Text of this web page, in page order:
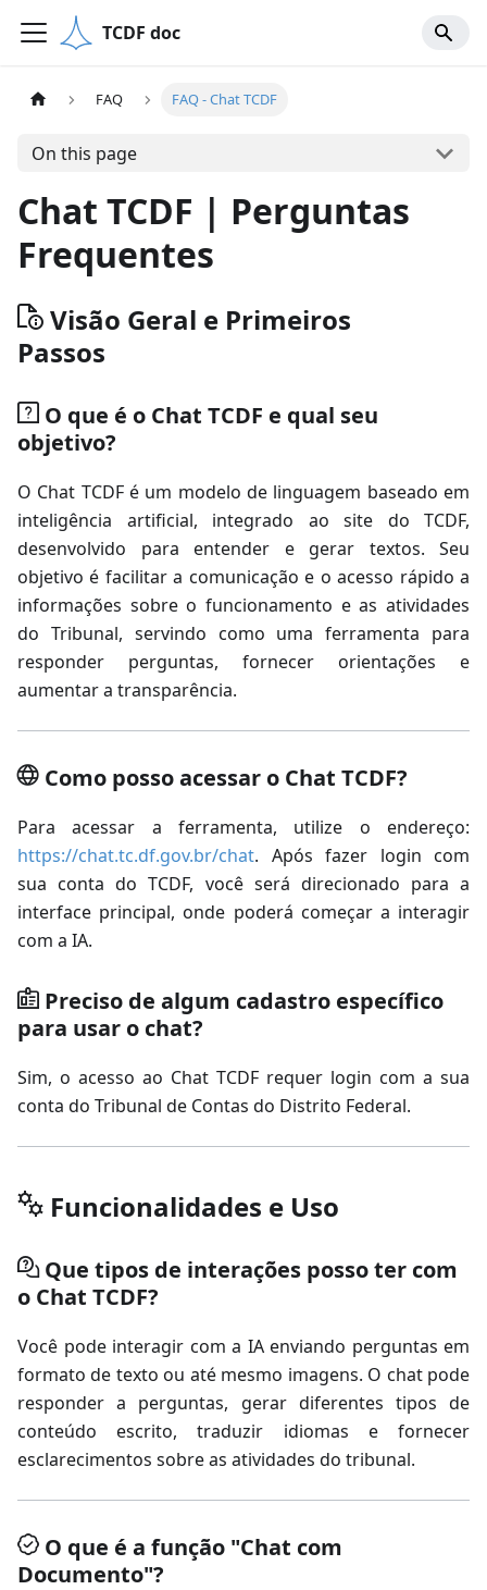
TCDF doc
FAQ FAQ - Chat TCDF
On this page
Chat TCDF | Perguntas
Frequentes
Visão Geral e Primeiros
Passos
O que é o Chat TCDF e qual seu
objetivo?
O Chat TCDF é um modelo de linguagem baseado em
inteligência artificial, integrado ao site do TCDF,
desenvolvido para entender e gerar textos. Seu
objetivo é facilitar a comunicação e o acesso rápido a
informações sobre o funcionamento e as atividades
do Tribunal, servindo como uma ferramenta para
responder perguntas, fornecer orientações e
aumentar a transparência.
Como posso acessar o Chat TCDF?
Para acessar a ferramenta, utilize o endereço:
https://chat.tc.df.gov.br/chat. Após fazer login com
sua conta do TCDF, você será direcionado para a
interface principal, onde poderá começar a interagir
com a IA.
Preciso de algum cadastro específico
para usar o chat?
Sim, o acesso ao Chat TCDF requer login com a sua
conta do Tribunal de Contas do Distrito Federal.
Funcionalidades e Uso
Que tipos de interações posso ter com
o Chat TCDF?
Você pode interagir com a IA enviando perguntas em
formato de texto ou até mesmo imagens. O chat pode
responder a perguntas, gerar diferentes tipos de
conteúdo escrito, traduzir idiomas e fornecer
esclarecimentos sobre as atividades do tribunal.
O que é a função "Chat com
Documento"?